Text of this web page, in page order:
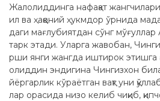
Жалолиддинга нафақат
ил ва ҳаққоний ҳукмдор ўрнида
даги мағлубиятдан сўнг
тарк этади. Уларга жавобан,
рши янги жангда иштирок этишга
олиддин эндигина Чингизхон
йёргарлик кўраётган вақт уни
лар орасида низо келиб чиқиб,